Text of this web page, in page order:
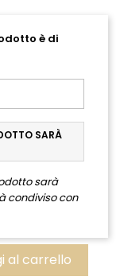
è di
SARÀ
sarà
condiviso con
al carrello